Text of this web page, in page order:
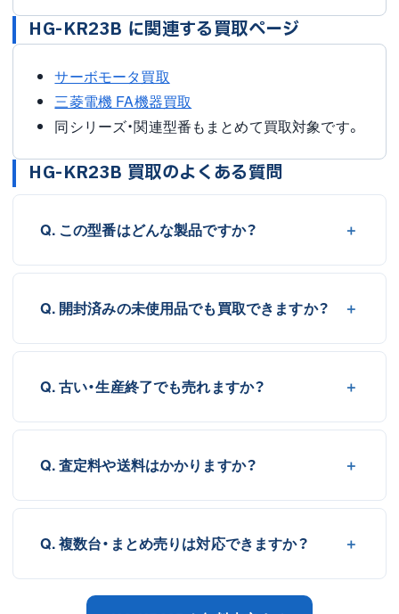
HG-KR23B に関連する買取ページ
サーボモータ買取
三菱電機 FA機器買取
同シリーズ・関連型番もまとめて買取対象です。
HG-KR23B 買取のよくある質問
Q. この型番はどんな製品ですか？
Q. 開封済みの未使用品でも買取できますか？
Q. 古い・生産終了でも売れますか？
Q. 査定料や送料はかかりますか？
Q. 複数台・まとめ売りは対応できますか？